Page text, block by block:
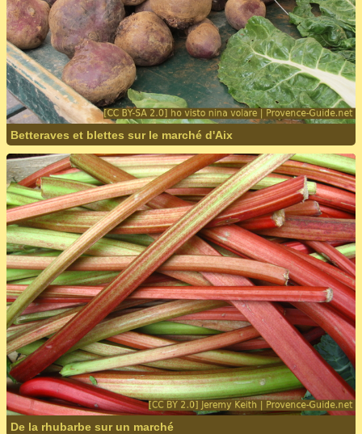
Betteraves et blettes sur le marché d'Aix
De la rhubarbe sur un marché